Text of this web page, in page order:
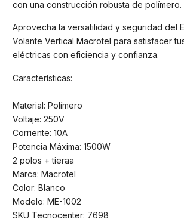
con una construcción robusta de polímero.
Aprovecha la versatilidad y seguridad del
Volante Vertical Macrotel para satisfacer
eléctricas con eficiencia y confianza.
Características:
Material: Polímero
Voltaje: 250V
Corriente: 10A
Potencia Máxima: 1500W
2 polos + tieraa
Marca: Macrotel
Color: Blanco
Modelo: ME-1002
SKU Tecnocenter: 7698